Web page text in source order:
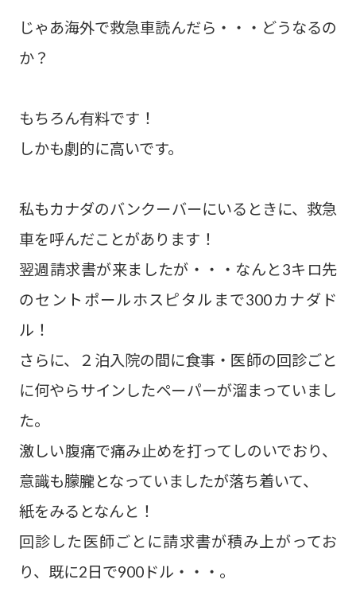
じゃあ海外で救急車読んだら・・・どうなるの
か？
もちろん有料です！
しかも劇的に高いです。
私もカナダのバンクーバーにいるときに、救急
車を呼んだことがあります！
翌週請求書が来ましたが・・・なんと3キロ先
のセントポールホスピタルまで300カナダド
ル！
さらに、２泊入院の間に食事・医師の回診ごと
に何やらサインしたペーパーが溜まっていまし
た。
激しい腹痛で痛み止めを打ってしのいでおり、
意識も朦朧となっていましたが落ち着いて、
紙をみるとなんと！
回診した医師ごとに請求書が積み上がってお
り、既に2日で900ドル・・・。